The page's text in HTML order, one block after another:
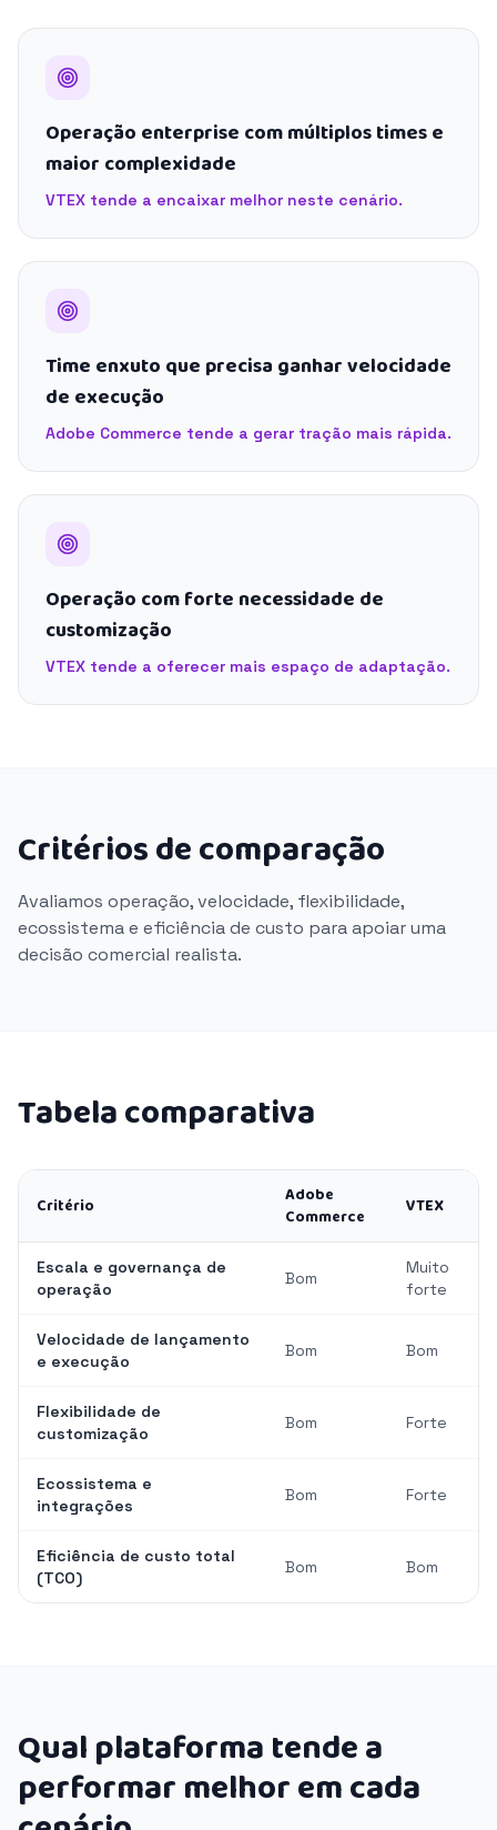
Operação enterprise com múltiplos times e
maior complexidade
VTEX tende a encaixar melhor neste cenário.
Time enxuto que precisa ganhar velocidade
de execução
Adobe Commerce tende a gerar tração mais rápida.
Operação com forte necessidade de
customização
VTEX tende a oferecer mais espaço de adaptação.
Critérios de comparação
Avaliamos operação, velocidade, flexibilidade,
ecossistema e eficiência de custo para apoiar uma
decisão comercial realista.
Tabela comparativa
Critério
Adobe
Commerce
VTEX
Escala e governança de
operação
Bom
Muito
forte
Velocidade de lançamento
e execução
Bom Bom
Flexibilidade de
customização
Bom Forte
Ecossistema e
integrações
Bom Forte
Eficiência de custo total
(TCO)
Bom Bom
Qual plataforma tende a
performar melhor em cada